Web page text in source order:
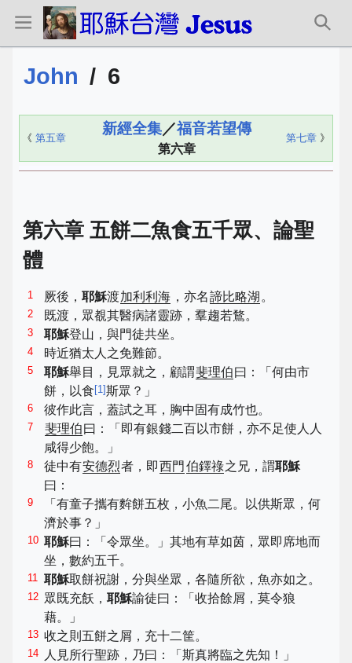
John / 6
《 第五章
新經全集／福音若望傳
第六章
第七章 》
第六章 五餅二魚食五千眾、論聖
體
1 厥後，耶穌渡加利利海 ，亦名諦比略湖 。
2 既渡，眾覩其醫病諸靈跡，羣趨若鶩。
3 耶穌登山，與門徒共坐。
4 時近猶太人之免難節。
5 耶穌舉目，見眾就之，顧謂斐理伯曰：「何由市
餅，以食 [1]斯眾？」
6 彼作此言，蓋試之耳，胸中固有成竹也。
7 斐理伯曰：「即有銀錢二百以市餅，亦不足使人人
咸得少飽。」
8 徒中有安德烈者，即西門 伯鐸祿之兄，謂耶穌
曰：
9
「有童子攜有麰餅五枚，小魚二尾。以供斯眾，何
濟於事？」
10 耶穌曰：「令眾坐。」其地有草如茵，眾即席地而
坐，數約五千。
11 耶穌取餅祝謝，分與坐眾，各隨所欲，魚亦如之。
12 眾既充飫，耶穌諭徒曰：「收拾餘屑，莫令狼
藉。」
13 收之則五餅之屑，充十二筐。
14 人見所行聖跡，乃曰：「斯真將臨之先知！」